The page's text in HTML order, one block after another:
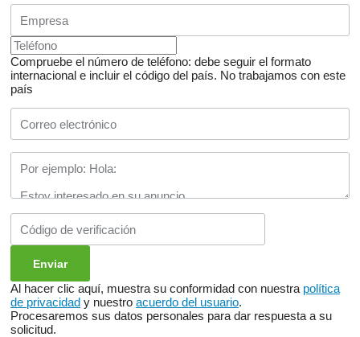
Compruebe el número de teléfono: debe seguir el formato
internacional e incluir el código del país. No trabajamos con este
país
Al hacer clic aquí, muestra su conformidad con nuestra política
de privacidad y nuestro acuerdo del usuario.
Procesaremos sus datos personales para dar respuesta a su
solicitud.